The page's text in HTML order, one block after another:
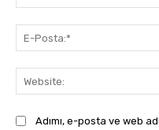
Adımı, e-posta ve web